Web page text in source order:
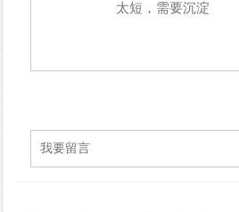
太短，需要沉淀
我要留言